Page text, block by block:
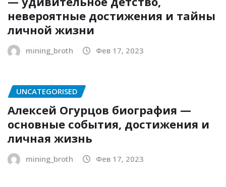
невероятные достижения и тайны
личной жизни
mining_broth Фев 17, 2023
UNCATEGORISED
Алексей Огурцов биография —
основные события, достижения и
личная жизнь
mining_broth Фев 17, 2023